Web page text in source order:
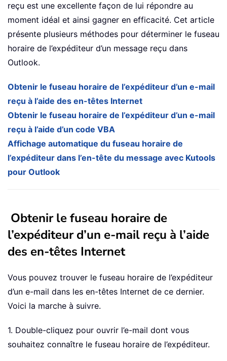
reçu est une excellente façon de lui répondre au
moment idéal et ainsi gagner en efficacité. Cet article
présente plusieurs méthodes pour déterminer le fuseau
horaire de l’expéditeur d’un message reçu dans
Outlook.
Obtenir le fuseau horaire de l’expéditeur d’un e-mail
reçu à l’aide des en-têtes Internet
Obtenir le fuseau horaire de l’expéditeur d’un e-mail
reçu à l’aide d’un code VBA
Affichage automatique du fuseau horaire de
l’expéditeur dans l’en-tête du message avec Kutools
pour Outlook
Obtenir le fuseau horaire de
l’expéditeur d’un e-mail reçu à l’aide
des en-têtes Internet
Vous pouvez trouver le fuseau horaire de l’expéditeur
d’un e-mail dans les en-têtes Internet de ce dernier.
Voici la marche à suivre.
1. Double-cliquez pour ouvrir l’e-mail dont vous
souhaitez connaître le fuseau horaire de l’expéditeur.